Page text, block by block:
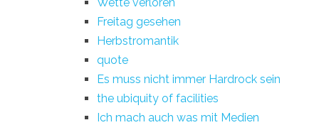
Freitag gesehen
Herbstromantik
quote
Es muss nicht immer Hardrock sein
the ubiquity of facilities
Ich mach auch was mit Medien